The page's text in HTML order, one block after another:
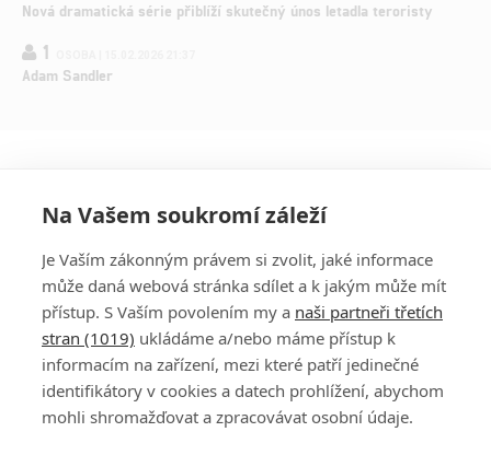
Nová dramatická série přiblíží skutečný únos letadla teroristy
1
Adam Sandler
PŘIHLÁSIT
REGISTROVAT
DISKUZE
Na Vašem soukromí záleží
Je Vaším zákonným právem si zvolit, jaké informace
může daná webová stránka sdílet a k jakým může mít
přístup. S Vaším povolením my a naši partneři třetích
stran (1019) ukládáme a/nebo máme přístup k
informacím na zařízení, mezi které patří jedinečné
identifikátory v cookies a datech prohlížení, abychom
mohli shromažďovat a zpracovávat osobní údaje.